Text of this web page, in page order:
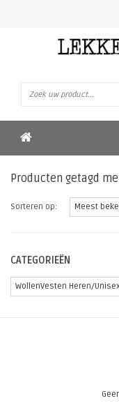
Producten getagd
Sorteren op:
CATEGORIEËN